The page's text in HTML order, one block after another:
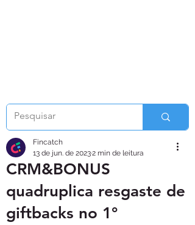
CRM&BONUS
quadruplica resgaste de
giftbacks no 1°
Fincatch
13 de jun. de 20232 min de leitura